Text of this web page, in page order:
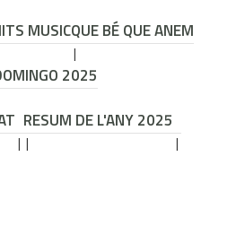
MUSICQUE BÉ QUE ANEM
2025
RESUM DE L'ANY 2025